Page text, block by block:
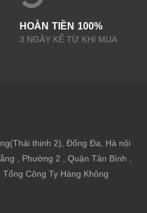
HOÀN TIỀN 100%
3 NGÀY KỂ TỪ KHI MUA
thịnh 2), Đống Đa, Hà nội
, Phường 2 , Quận Tân Bình ,
Công Ty Hàng Không